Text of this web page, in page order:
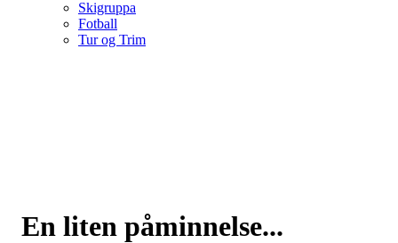
Skigruppa
Fotball
Tur og Trim
En liten påminnelse...